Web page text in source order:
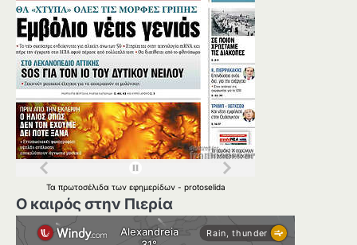
Τα πρωτοσέλιδα των εφημερίδων - protoselida
Ο καιρός στην Πιερία